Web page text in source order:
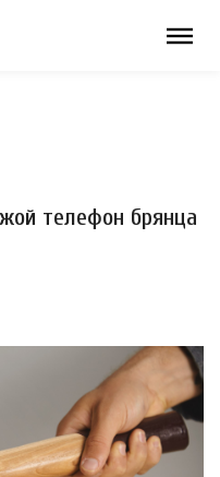
телефон брянца